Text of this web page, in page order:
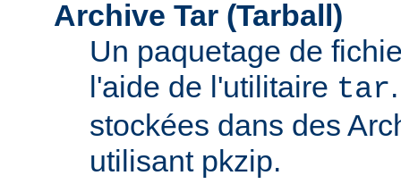
Archive Tar (Tarball)
Un paquetage de
l'aide de l'utilitaire tar
stockées dans des
utilisant pkzip.